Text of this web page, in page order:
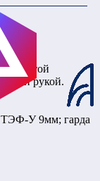
рукой.
У 9мм; гарда